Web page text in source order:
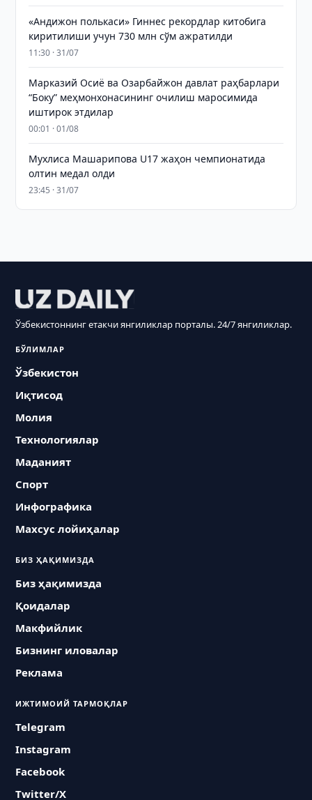
«Андижон полькаси» Гиннес рекордлар китобига
киритилиши учун 730 млн сўм ажратилди
11:30 · 31/07
Марказий Осиё ва Озарбайжон давлат раҳбарлари
“Боку” меҳмонхонасининг очилиш маросимида
иштирок этдилар
00:01 · 01/08
Мухлиса Машарипова U17 жаҳон чемпионатида
олтин медал олди
23:45 · 31/07
Ўзбекистоннинг етакчи янгиликлар порталы. 24/7 янгиликлар.
БЎЛИМЛАР
Ўзбекистон
Иқтисод
Молия
Технологиялар
Маданият
Спорт
Инфографика
Махсус лойиҳалар
БИЗ ҲАҚИМИЗДА
Биз ҳақимизда
Қоидалар
Макфийлик
Бизнинг иловалар
Реклама
ИЖТИМОИЙ ТАРМОҚЛАР
Telegram
Instagram
Facebook
Twitter/X